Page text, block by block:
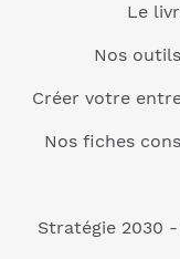
Le
Nos
Créer votre
Nos fiches
Stratégie 2030